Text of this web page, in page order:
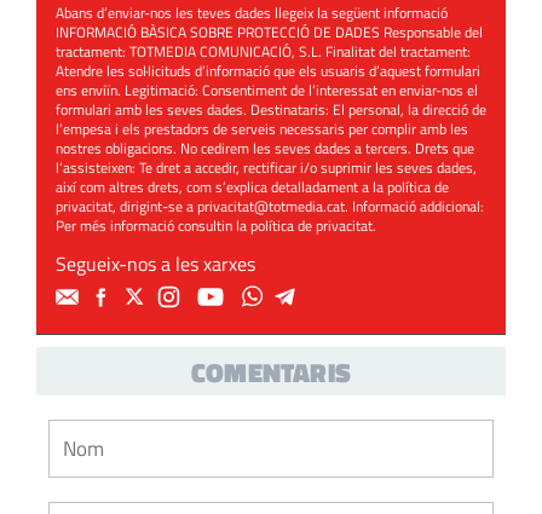
Abans d’enviar-nos les teves dades llegeix la següent informació
INFORMACIÓ BÀSICA SOBRE PROTECCIÓ DE DADES Responsable del
tractament: TOTMEDIA COMUNICACIÓ, S.L. Finalitat del tractament:
Atendre les sol·licituds d’informació que els usuaris d’aquest formulari
ens enviïn. Legitimació: Consentiment de l’interessat en enviar-nos el
formulari amb les seves dades. Destinataris: El personal, la direcció de
l’empesa i els prestadors de serveis necessaris per complir amb les
nostres obligacions. No cedirem les seves dades a tercers. Drets que
l’assisteixen: Te dret a accedir, rectificar i/o suprimir les seves dades,
així com altres drets, com s’explica detalladament a la política de
privacitat, dirigint-se aprivacitat@totmedia.cat. Informació addicional:
Per més informació consultin lapolítica de privacitat.
Segueix-nos a les xarxes
COMENTARIS